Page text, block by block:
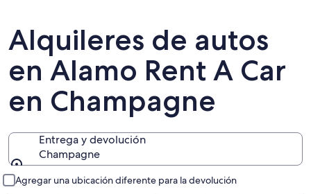
Alquileres de autos
en Alamo Rent A Car
en Champagne
Entrega y devolución
Champagne
Agregar una ubicación diferente para la devolución